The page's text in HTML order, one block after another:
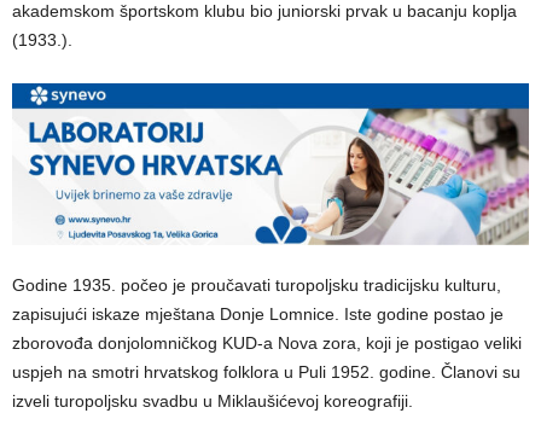
akademskom športskom klubu bio juniorski prvak u bacanju koplja
(1933.).
Godine 1935. počeo je proučavati turopoljsku tradicijsku kulturu,
zapisujući iskaze mještana Donje Lomnice. Iste godine postao je
zborovođa donjolomničkog KUD-a Nova zora, koji je postigao veliki
uspjeh na smotri hrvatskog folklora u Puli 1952. godine. Članovi su
izveli turopoljsku svadbu u Miklaušićevoj koreografiji.